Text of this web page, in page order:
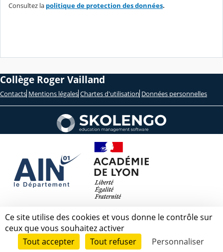
Consultez la politique de protection des données.
Collège Roger Vailland
Contacts Mentions légales Chartes d'utilisation Données personnelles
Ce site utilise des cookies et vous donne le contrôle sur
ceux que vous souhaitez activer
Tout accepter
Tout refuser Personnaliser